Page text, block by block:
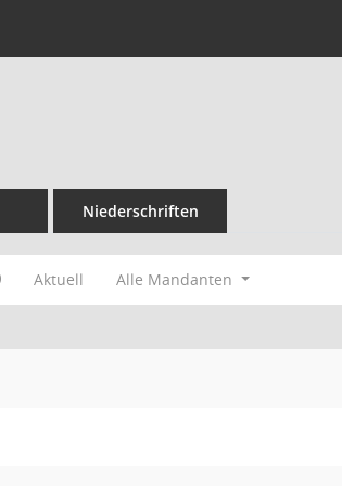
Niederschriften
Aktuell Alle Mandanten